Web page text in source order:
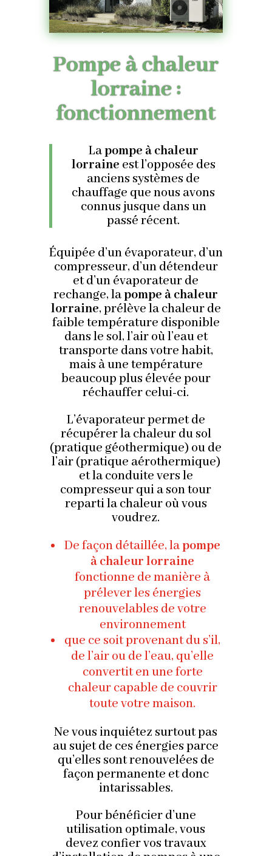
Pompe à chaleur
lorraine :
fonctionnement
Lapompe à chaleur
lorraine est l’opposée des
anciens systèmes de
chauffage que nous avons
connus jusque dans un
passé récent.
Équipée d’un évaporateur, d’un
compresseur, d’un détendeur
et d’un évaporateur de
rechange, lapompe à chaleur
lorraine, prélève la chaleur de
faible température disponible
dans le sol, l’air où l’eau et
transporte dans votre habit,
mais à une température
beaucoup plus élevée pour
réchauffer celui-ci.
L’évaporateur permet de
récupérer la chaleur du sol
(pratique géothermique) ou de
l’air (pratique aérothermique)
et la conduite vers le
compresseur qui a son tour
reparti la chaleur où vous
voudrez.
De façon détaillée, lapompe
à chaleur lorraine
fonctionne de manière à
prélever les énergies
renouvelables de votre
environnement
que ce soit provenant du s’il,
de l’air ou de l’eau, qu’elle
convertit en une forte
chaleur capable de couvrir
toute votre maison.
Ne vous inquiétez surtout pas
au sujet de ces énergies parce
qu’elles sont renouvelées de
façon permanente et donc
intarissables.
Pour bénéficier d’une
utilisation optimale, vous
devez confier vos travaux